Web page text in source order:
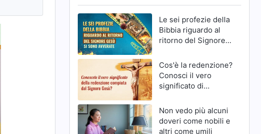
Le sei profezie della
Bibbia riguardo al
ritorno del Signore
avverate
Cos'è la redenzione?
Conosci il vero
significato di
Signore Gesù?
Non vedo più alcuni
doveri come nobili e
altri come umili